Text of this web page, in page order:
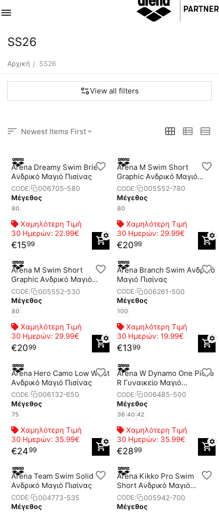
SS26
Αρχική / SS26
View all filters
Newest Items First
Arena Dreamy Swim Brief
Aνδρικό Μαγιό Πισίνας
CODE:
006705-580
Μέγεθος
80
Χαμηλότερη Τιμή
30 Ημερών: 22.99€
€1599
Arena M Swim Short
Graphic Aνδρικό Μαγιό
Πισίνας
CODE:
005552-780
Μέγεθος
80
Χαμηλότερη Τιμή
30 Ημερών: 29.99€
€2099
Arena M Swim Short
Graphic Aνδρικό Μαγιό
Πισίνας
CODE:
005552-530
Μέγεθος
80
Χαμηλότερη Τιμή
30 Ημερών: 29.99€
€2099
Arena Branch Swim Aνδρικό
Μαγιό Πισίνας
CODE:
006261-500
Μέγεθος
100
Χαμηλότερη Τιμή
30 Ημερών: 19.99€
€1399
Arena Hero Camo Low Waist
Aνδρικό Μαγιό Πισίνας
CODE:
006132-650
Μέγεθος
75
Χαμηλότερη Τιμή
30 Ημερών: 35.99€
€2499
Arena W Dynamo One Piece
R Γυναικείο Μαγιό
Προπόνησης
CODE:
006485-500
Μέγεθος
36 40 42
Χαμηλότερη Τιμή
30 Ημερών: 35.99€
€2899
Arena Team Swim Solid
Aνδρικό Μαγιό Πισίνας
CODE:
004773-535
Μέγεθος
Arena Kikko Pro Swim
Short Aνδρικό Μαγιό
Πισίνας
CODE:
005942-700
Μέγεθος